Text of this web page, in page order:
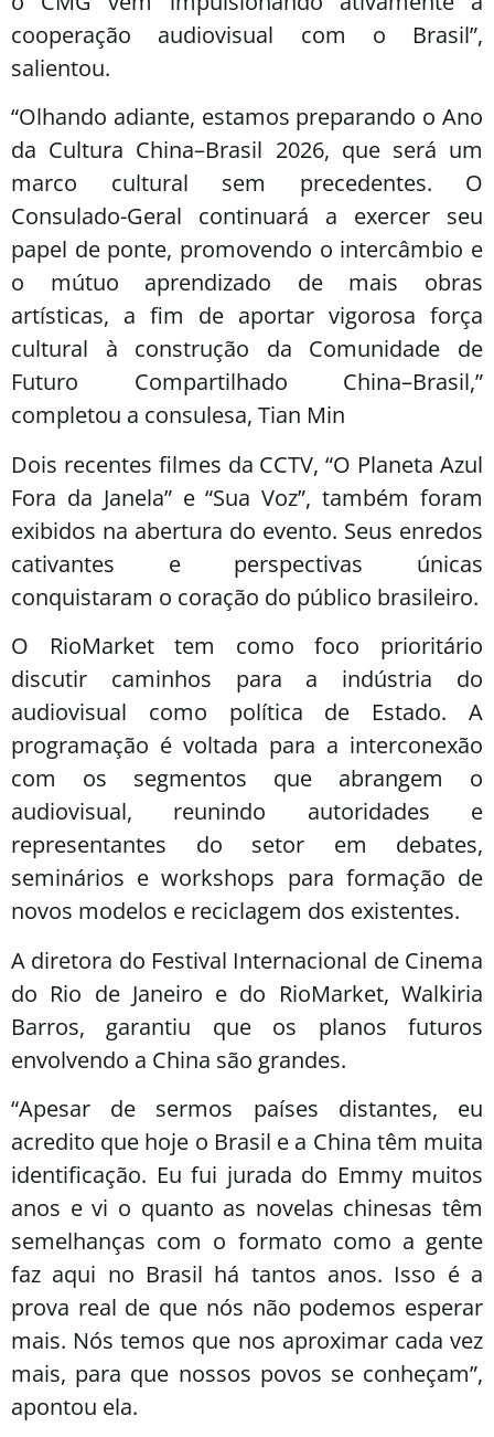
cooperação audiovisual com o Brasil”,
salientou.
“Olhando adiante, estamos preparando o Ano
da Cultura China–Brasil 2026, que será um
marco cultural sem precedentes. O
Consulado-Geral continuará a exercer seu
papel de ponte, promovendo o intercâmbio e
o mútuo aprendizado de mais obras
artísticas, a fim de aportar vigorosa força
cultural à construção da Comunidade de
Futuro Compartilhado China–Brasil,”
completou a consulesa, Tian Min
Dois recentes filmes da CCTV, “O Planeta Azul
Fora da Janela” e “Sua Voz”, também foram
exibidos na abertura do evento. Seus enredos
cativantes e perspectivas únicas
conquistaram o coração do público brasileiro.
O RioMarket tem como foco prioritário
discutir caminhos para a indústria do
audiovisual como política de Estado. A
programação é voltada para a interconexão
com os segmentos que abrangem o
audiovisual, reunindo autoridades e
representantes do setor em debates,
seminários e workshops para formação de
novos modelos e reciclagem dos existentes.
A diretora do Festival Internacional de Cinema
do Rio de Janeiro e do RioMarket, Walkiria
Barros, garantiu que os planos futuros
envolvendo a China são grandes.
“Apesar de sermos países distantes, eu
acredito que hoje o Brasil e a China têm muita
identificação. Eu fui jurada do Emmy muitos
anos e vi o quanto as novelas chinesas têm
semelhanças com o formato como a gente
faz aqui no Brasil há tantos anos. Isso é a
prova real de que nós não podemos esperar
mais. Nós temos que nos aproximar cada vez
mais, para que nossos povos se conheçam”,
apontou ela.